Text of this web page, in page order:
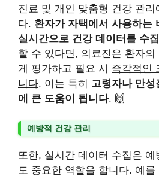
진료 및 개인 맞춤형 건강 관리
다. 환자가 자택에서 사용하는
실시간으로 건강 데이터를 수
할 수 있다면, 의료진은 환자
게 평가하고 필요 시 즉각적인
니다. 이는 특히 고령자나 만성
에 큰 도움이 됩니다. 🙌
예방적 건강 관리
또한, 실시간 데이터 수집은 예
도 중요한 역할을 합니다. 예